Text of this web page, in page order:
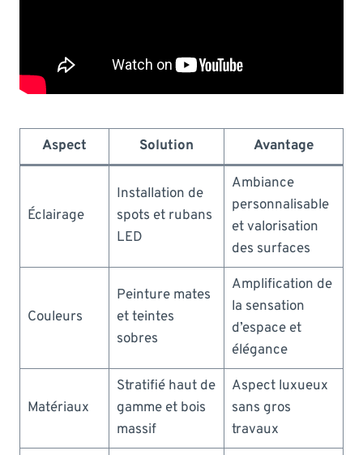
Aspect Solution Avantage
Éclairage
Installation de
spots et rubans
LED
Ambiance
personnalisable
et valorisation
des surfaces
Couleurs
Peinture mates
et teintes
sobres
Amplification de
la sensation
d’espace et
élégance
Matériaux
Stratifié haut de
gamme et bois
massif
Aspect luxueux
sans gros
travaux